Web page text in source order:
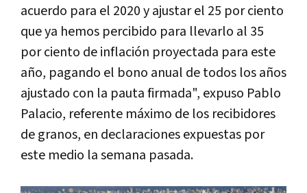
acuerdo para el 2020 y ajustar el 25 por ciento
que ya hemos percibido para llevarlo al 35
por ciento de inflación proyectada para este
año, pagando el bono anual de todos los años
ajustado con la pauta firmada", expuso Pablo
Palacio, referente máximo de los recibidores
de granos, en declaraciones expuestas por
este medio la semana pasada.